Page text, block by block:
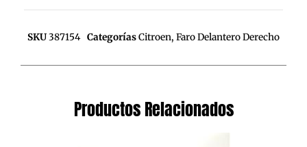
SKU387154 CategoríasCitroen, Faro Delantero Derecho
Productos Relacionados